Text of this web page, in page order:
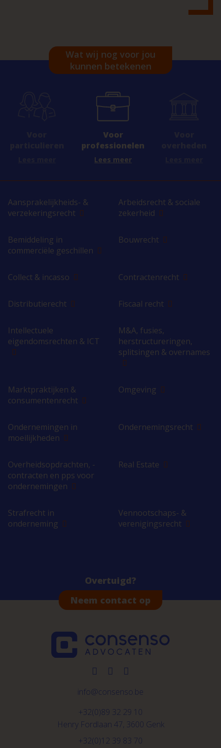
Wat wij nog voor jou
kunnen betekenen
Voor
professionelen
Lees meer
Aansprakelijkheids- &
verzekeringsrecht
Arbeidsrecht & sociale
zekerheid
Bemiddeling in
commerciële geschillen
Bouwrecht
Collect & incasso Contractenrecht
Distributierecht Fiscaal recht
Intellectuele
eigendomsrechten & ICT
M&A, fusies,
herstructureringen,
splitsingen & overnames
Marktpraktijken &
consumentenrecht
Omgeving
Ondernemingen in
moeilijkheden
Ondernemingsrecht
Overheidsopdrachten, -
contracten en pps voor
ondernemingen
Real Estate
Strafrecht in
onderneming
Vennootschaps- &
verenigingsrecht
Overtuigd?
Neem contact op
info@consenso.be
+32(0)89 32 29 10
Henry Fordlaan 47, 3600 Genk
+32(0)12 39 83 70